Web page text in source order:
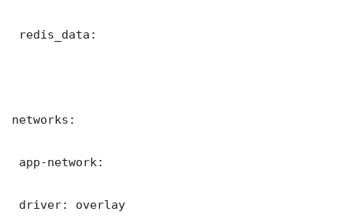
redis_data:
networks:
app-network:
driver: overlay